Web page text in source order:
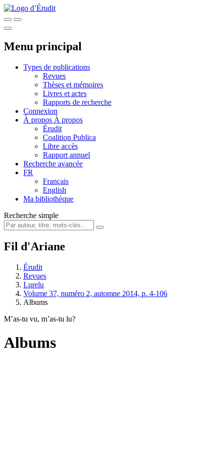
Menu principal
Types de publications
Revues
Thèses et mémoires
Livres et actes
Rapports de recherche
Connexion
À propos À propos
Érudit
Coalition Publica
Libre accès
Rapport annuel
Recherche avancée
FR
Français
English
Ma bibliothèque
Recherche simple
Fil d'Ariane
Érudit
Revues
Lurelu
Volume 37, numéro 2, automne 2014, p. 4-106
Albums
M’as-tu vu, m’as-tu lu?
Albums